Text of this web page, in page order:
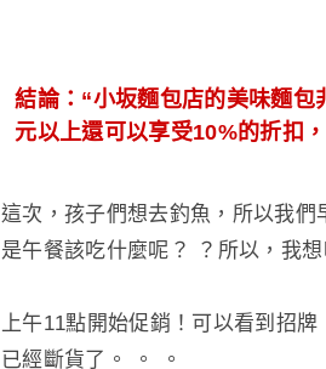
結論：“小坂麵包店的美味麵
元以上還可以享受10%的折扣
這次，孩子們想去釣魚，所以我
是午餐該吃什麼呢？ ？所以，我
上午11點開始促銷！可以看到招
已經斷貨了。 。 。